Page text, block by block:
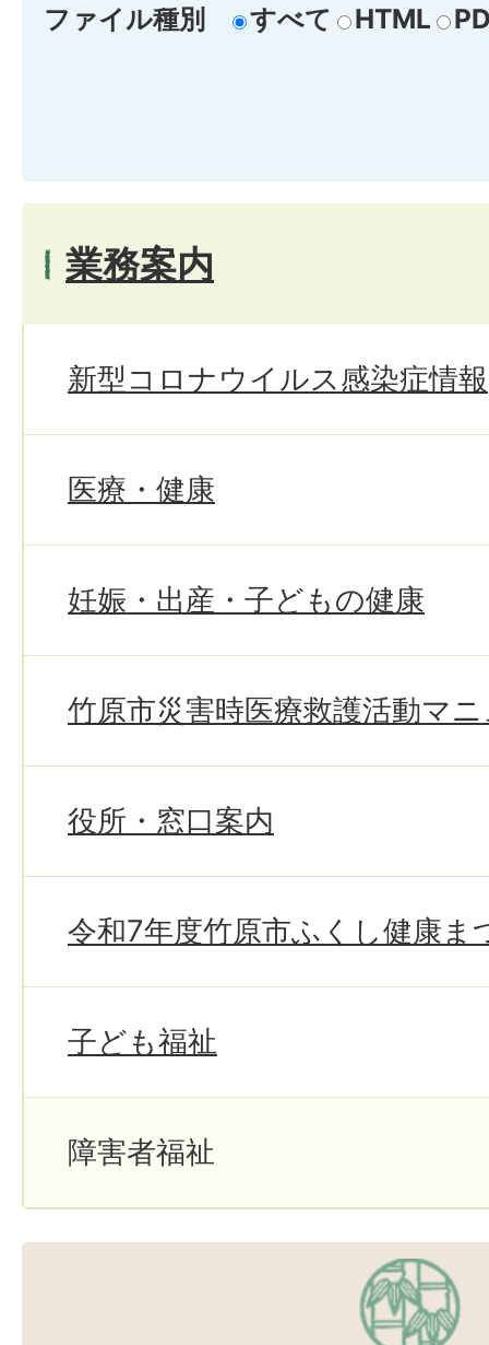
ファイル種別 すべて HTML
業務案内
新型コロナウイルス感染症情報
医療・健康
妊娠・出産・子どもの健康
竹原市災害時医療救護活動マ
役所・窓口案内
令和7年度竹原市ふくし健康ま
子ども福祉
障害者福祉